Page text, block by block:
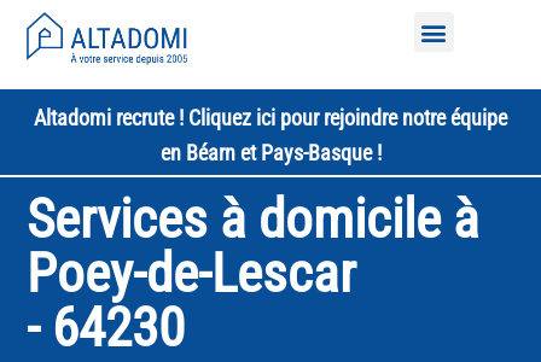
Altadomi recrute ! Cliquez ici pour rejoindre notre équipe
en Béarn et Pays-Basque !
Services à domicile à
Poey-de-Lescar
- 64230